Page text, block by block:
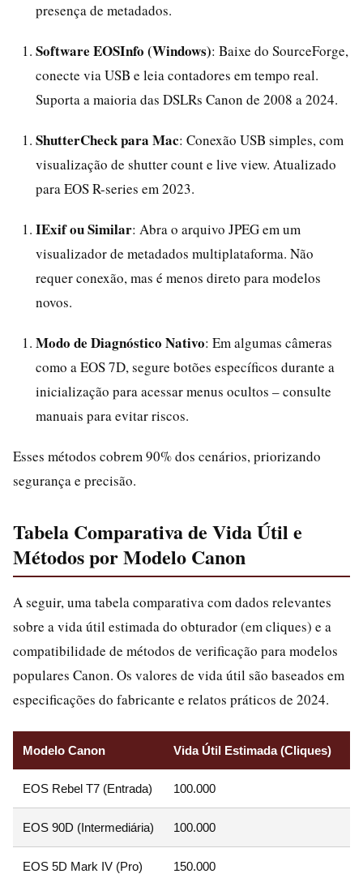
presença de metadados.
Software EOSInfo (Windows): Baixe do SourceForge,
conecte via USB e leia contadores em tempo real.
Suporta a maioria das DSLRs Canon de 2008 a 2024.
ShutterCheck para Mac: Conexão USB simples, com
visualização de shutter count e live view. Atualizado
para EOS R-series em 2023.
IExif ou Similar: Abra o arquivo JPEG em um
visualizador de metadados multiplataforma. Não
requer conexão, mas é menos direto para modelos
novos.
Modo de Diagnóstico Nativo: Em algumas câmeras
como a EOS 7D, segure botões específicos durante a
inicialização para acessar menus ocultos – consulte
manuais para evitar riscos.
Esses métodos cobrem 90% dos cenários, priorizando
segurança e precisão.
Tabela Comparativa de Vida Útil e
Métodos por Modelo Canon
A seguir, uma tabela comparativa com dados relevantes
sobre a vida útil estimada do obturador (em cliques) e a
compatibilidade de métodos de verificação para modelos
populares Canon. Os valores de vida útil são baseados em
especificações do fabricante e relatos práticos de 2024.
Modelo Canon Vida Útil Estimada (Cliques)
EOS Rebel T7 (Entrada) 100.000
EOS 90D (Intermediária) 100.000
EOS 5D Mark IV (Pro) 150.000